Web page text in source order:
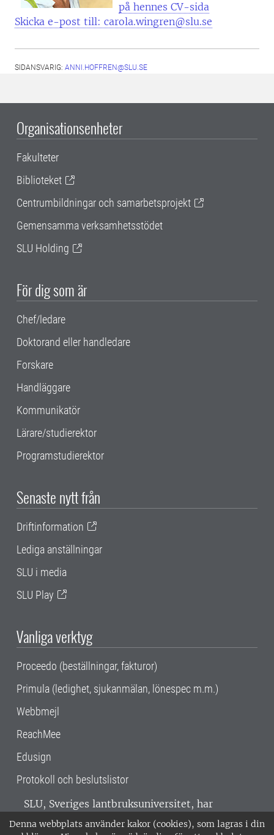
Denna webbplats använder kakor (cookies), som lagras i din
på hennes CV-sida
Skicka e-post till: carola.wingren@slu.se
SIDANSVARIG: ANNI.HOFFREN@SLU.SE
Organisationsenheter
Fakulteter
Biblioteket
Centrumbildningar och samarbetsprojekt
Gemensamma verksamhetsstödet
SLU Holding
För dig som är
Chef/ledare
Doktorand eller handledare
Forskare
Handläggare
Kommunikatör
Lärare/studierektor
Programstudierektor
Senaste nytt från
Driftinformation
Lediga anställningar
SLU i media
SLU Play
Vanliga verktyg
Proceedo (beställningar, fakturor)
Primula (ledighet, sjukanmälan, lönespec m.m.)
Webbmejl
ReachMee
Edusign
Protokoll och beslutslistor
SLU, Sveriges lantbruksuniversitet, har
verksamhet över hela Sverige. Huvudorter är